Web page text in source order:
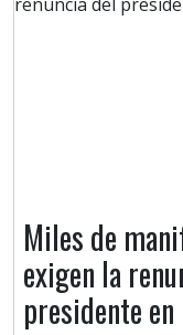
Miles de
exigen la
presidente